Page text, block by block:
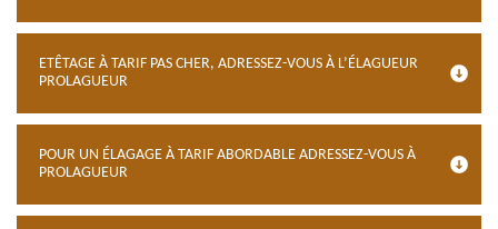
ETÊTAGE À TARIF PAS CHER, ADRESSEZ-VOUS À L’ÉLAGUEUR
PROLAGUEUR
POUR UN ÉLAGAGE À TARIF ABORDABLE ADRESSEZ-VOUS À
PROLAGUEUR